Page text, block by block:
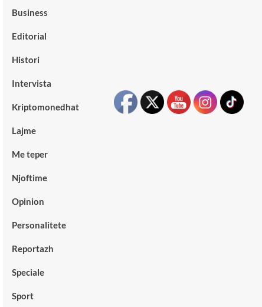
Business
Editorial
Histori
Intervista
Kriptomonedhat
Lajme
Me teper
Njoftime
Opinion
Personalitete
Reportazh
Speciale
Sport